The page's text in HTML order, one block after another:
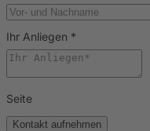
Ihr Anliegen *
Seite
Kontakt aufnehmen